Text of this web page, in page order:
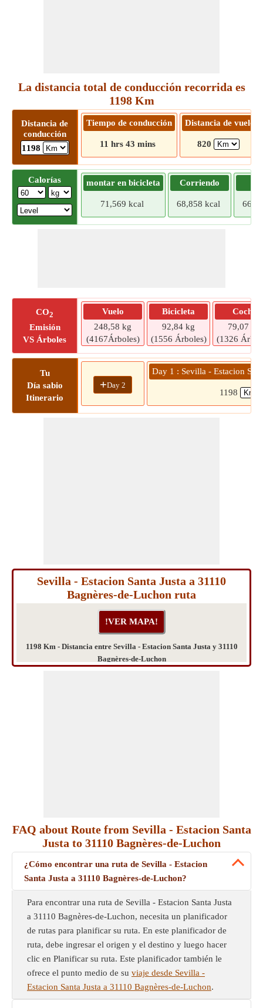
La distancia total de conducción recorrida es
1198 Km
Distancia de
conducción
1198
Tiempo de conducción
11 hrs 43 mins
Distancia de vuelo
820
Calorías montar en bicicleta
71,569 kcal
Corriendo
68,858 kcal
CO2
Emisión
VS Árboles
Vuelo
248,58 kg
(4167Árboles)
Bicicleta
92,84 kg
(1556 Árboles)
Coche
79,07 kg
(1326
Tu
Día sabio
Itinerario
+Day 2
Day 1 : Sevilla - Estacion
1198
Sevilla - Estacion Santa Justa a 31110
Bagnères-de-Luchon ruta
1198 Km - Distancia entre Sevilla - Estacion Santa Justa y 31110
Bagnères-de-Luchon
FAQ about Route from Sevilla - Estacion Santa
Justa to 31110 Bagnères-de-Luchon
¿Cómo encontrar una ruta de Sevilla - Estacion
Santa Justa a 31110 Bagnères-de-Luchon?
Para encontrar una ruta de Sevilla - Estacion Santa Justa
a 31110 Bagnères-de-Luchon, necesita un planificador
de rutas para planificar su ruta. En este planificador de
ruta, debe ingresar el origen y el destino y luego hacer
clic en Planificar su ruta. Este planificador también le
ofrece el punto medio de su viaje desde Sevilla -
Estacion Santa Justa a 31110 Bagnères-de-Luchon.